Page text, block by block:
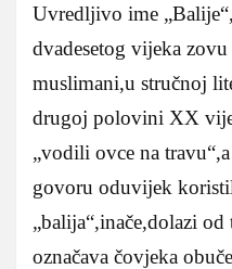
Uvredljivo ime
dvadesetog vijeka
muslimani,u stručnoj
drugoj polovini XX
„vodili ovce na
govoru oduvijek
„balija“,inače,dolazi
označava čovjeka